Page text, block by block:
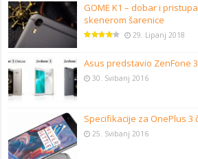
GOME K1 – dobar i
skenerom šarenice
29. Lipanj 2018
Asus predstavio ZenFone
30. Svibanj 2016
Specifikacije za OnePlus
25. Svibanj 2016